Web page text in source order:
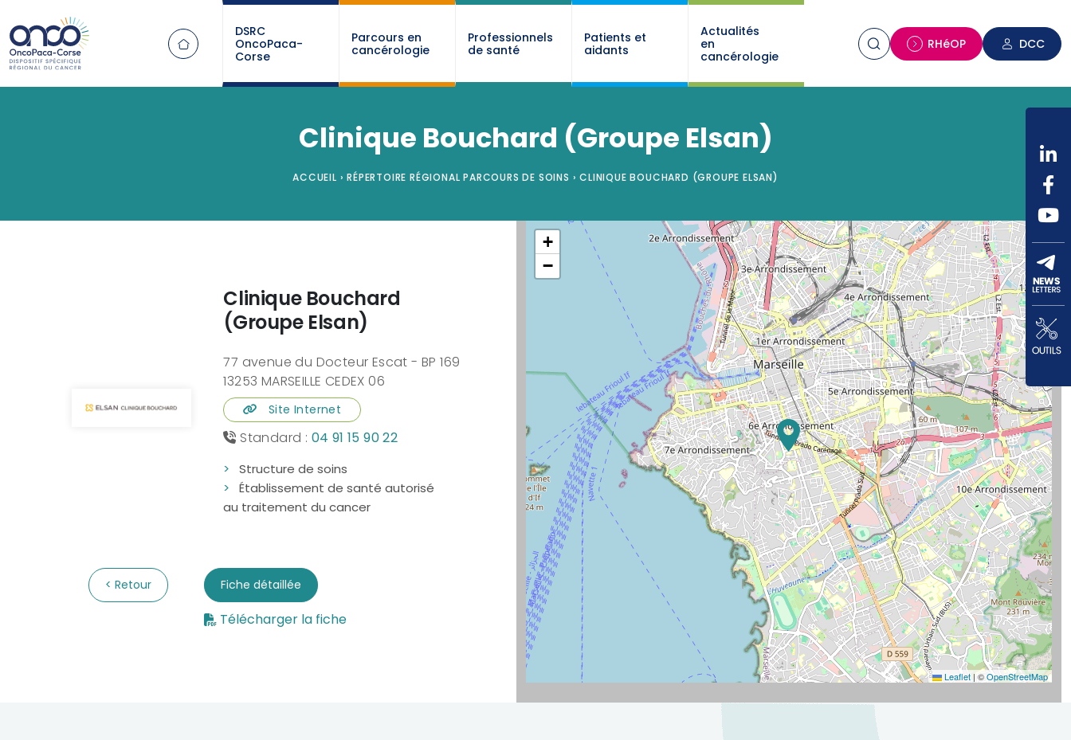
DSRC
OncoPaca-
Corse
Parcours en
cancérologie
Professionnels
de santé
Patients et
aidants
Actualités
en
cancérologie
RHéOP DCC
Clinique Bouchard (Groupe Elsan)
ACCUEIL › RÉPERTOIRE RÉGIONAL PARCOURS DE SOINS › CLINIQUE BOUCHARD (GROUPE ELSAN)
Clinique Bouchard
(Groupe Elsan)
77 avenue du Docteur Escat - BP 169
13253 MARSEILLE CEDEX 06
Site Internet
Standard : 04 91 15 90 22
Structure de soins
Établissement de santé autorisé
au traitement du cancer
Retour Fiche détaillée
Télécharger la fiche
+
−
Leaflet |©OpenStreetMap